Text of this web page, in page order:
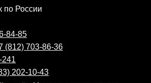
по России
84-85
(812) 703-86-36
241
202-10-43